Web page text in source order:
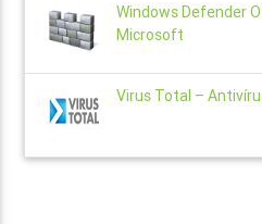
Windows Defender
Microsoft
Virus Total –